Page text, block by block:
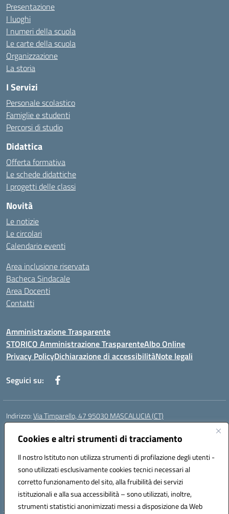
Cookies e altri strumenti di tracciamento
Il nostro Istituto non utilizza strumenti di profilazione degli utenti -
sono utilizzati esclusivamente cookies tecnici necessari al
corretto funzionamento del sito, alla fruibilità dei servizi
istituzionali e alla sua accessibilità – sono utilizzati, inoltre,
strumenti statistici anonimizzati messi a disposizione da Web
Presentazione
I luoghi
I numeri della scuola
Le carte della scuola
Organizzazione
La storia
I Servizi
Personale scolastico
Famiglie e studenti
Percorsi di studio
Didattica
Offerta formativa
Le schede didattiche
I progetti delle classi
Novità
Le notizie
Le circolari
Calendario eventi
Area inclusione riservata
Bacheca Sindacale
Area Docenti
Contatti
Amministrazione Trasparente
STORICO Amministrazione TrasparenteAlbo Online
Privacy PolicyDichiarazione di accessibilitàNote legali
Seguici su:
Indirizzo:Via Timparello, 47 95030 MASCALUCIA (CT)
Centralino:
Posta elettronica certificata (PEC):ctic8bc002@pec.istruzione.it
Codice fiscale: 93238350875
Codice meccanografico:ctic8bc002
Codice Indice delle Pubbliche Amministrazioni (IPA): istsc_ctic8bc002
Codice unico di fatturazione (CUF): 2PO2JW